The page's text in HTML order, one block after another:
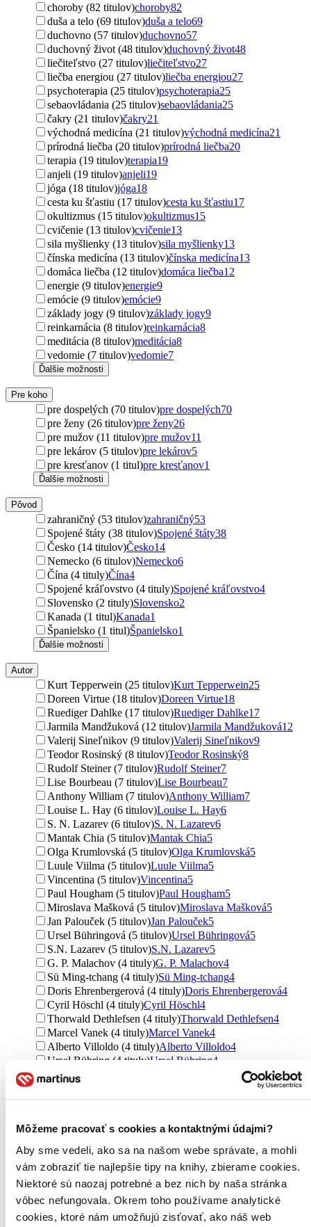
Môžeme pracovať s cookies a kontaktnými údajmi?
Aby sme vedeli, ako sa na našom webe správate, a mohli
vám zobraziť tie najlepšie tipy na knihy, zbierame cookies.
Niektoré sú naozaj potrebné a bez nich by naša stránka
vôbec nefungovala. Okrem toho používame analytické
cookies, ktoré nám umožňujú zisťovať, ako náš web
choroby (82 titulov)choroby82
duša a telo (69 titulov)duša a telo69
duchovno (57 titulov)duchovno57
duchovný život (48 titulov)duchovný život48
liečiteľstvo (27 titulov)liečiteľstvo27
liečba energiou (27 titulov)liečba energiou27
psychoterapia (25 titulov)psychoterapia25
sebaovládania (25 titulov)sebaovládania25
čakry (21 titulov)čakry21
východná medicína (21 titulov)východná medicína21
prírodná liečba (20 titulov)prírodná liečba20
terapia (19 titulov)terapia19
anjeli (19 titulov)anjeli19
jóga (18 titulov)jóga18
cesta ku šťastiu (17 titulov)cesta ku šťastiu17
okultizmus (15 titulov)okultizmus15
cvičenie (13 titulov)cvičenie13
sila myšlienky (13 titulov)sila myšlienky13
čínska medicína (13 titulov)čínska medicína13
domáca liečba (12 titulov)domáca liečba12
energie (9 titulov)energie9
emócie (9 titulov)emócie9
základy jogy (9 titulov)základy jogy9
reinkarnácia (8 titulov)reinkarnácia8
meditácia (8 titulov)meditácia8
vedomie (7 titulov)vedomie7
Ďalšie možnosti
Pre koho
pre dospelých (70 titulov)pre dospelých70
pre ženy (26 titulov)pre ženy26
pre mužov (11 titulov)pre mužov11
pre lekárov (5 titulov)pre lekárov5
pre kresťanov (1 titul)pre kresťanov1
Ďalšie možnosti
Pôvod
zahraničný (53 titulov)zahraničný53
Spojené štáty (38 titulov)Spojené štáty38
Česko (14 titulov)Česko14
Nemecko (6 titulov)Nemecko6
Čína (4 tituly)Čína4
Spojené kráľovstvo (4 tituly)Spojené kráľovstvo4
Slovensko (2 tituly)Slovensko2
Kanada (1 titul)Kanada1
Španielsko (1 titul)Španielsko1
Ďalšie možnosti
Autor
Kurt Tepperwein (25 titulov)Kurt Tepperwein25
Doreen Virtue (18 titulov)Doreen Virtue18
Ruediger Dahlke (17 titulov)Ruediger Dahlke17
Jarmila Mandžuková (12 titulov)Jarmila Mandžuková12
Valerij Sineľnikov (9 titulov)Valerij Sineľnikov9
Teodor Rosinský (8 titulov)Teodor Rosinský8
Rudolf Steiner (7 titulov)Rudolf Steiner7
Lise Bourbeau (7 titulov)Lise Bourbeau7
Anthony William (7 titulov)Anthony William7
Louise L. Hay (6 titulov)Louise L. Hay6
S. N. Lazarev (6 titulov)S. N. Lazarev6
Mantak Chia (5 titulov)Mantak Chia5
Olga Krumlovská (5 titulov)Olga Krumlovská5
Luule Viilma (5 titulov)Luule Viilma5
Vincentina (5 titulov)Vincentina5
Paul Hougham (5 titulov)Paul Hougham5
Miroslava Mašková (5 titulov)Miroslava Mašková5
Jan Palouček (5 titulov)Jan Palouček5
Ursel Bühringová (5 titulov)Ursel Bühringová5
S.N. Lazarev (5 titulov)S.N. Lazarev5
G. P. Malachov (4 tituly)G. P. Malachov4
Sü Ming-tchang (4 tituly)Sü Ming-tchang4
Doris Ehrenbergerová (4 tituly)Doris Ehrenbergerová4
Cyril Höschl (4 tituly)Cyril Höschl4
Thorwald Dethlefsen (4 tituly)Thorwald Dethlefsen4
Marcel Vanek (4 tituly)Marcel Vanek4
Alberto Villoldo (4 tituly)Alberto Villoldo4
Ursel Bühring (4 tituly)Ursel Bühring4
Erna Droesbeke (3 tituly)
Ďalšie možnosti
Vydavateľstvo
Fontána (25 titulov) Fontána25
Pragma (24 titulov)Pragma 24
Ikar (23 titulov)Ikar23
NOXI (22 titulov)NOXI22
Grada (16 titulov)
Grada16